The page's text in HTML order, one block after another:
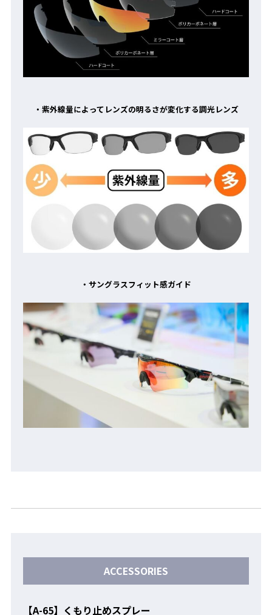
・紫外線量によってレンズの明るさが変化する調光レンズ
・サングラスフィット感ガイド
ACCESSORIES
【A-65】くもり止めスプレー